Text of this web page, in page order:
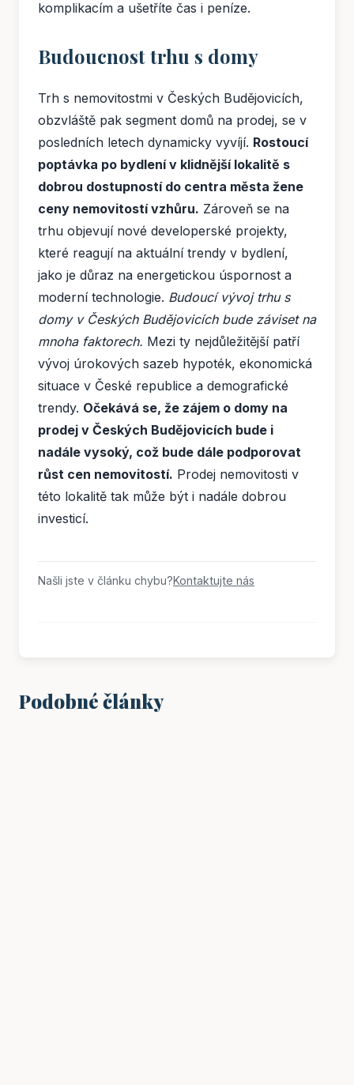
komplikacím a ušetříte čas i peníze.
Budoucnost trhu s domy
Trh s nemovitostmi v Českých Budějovicích,
obzvláště pak segment domů na prodej, se v
posledních letech dynamicky vyvíjí. Rostoucí
poptávka po bydlení v klidnější lokalitě s
dobrou dostupností do centra města žene
ceny nemovitostí vzhůru. Zároveň se na
trhu objevují nové developerské projekty,
které reagují na aktuální trendy v bydlení,
jako je důraz na energetickou úspornost a
moderní technologie. Budoucí vývoj trhu s
domy v Českých Budějovicích bude záviset na
mnoha faktorech. Mezi ty nejdůležitější patří
vývoj úrokových sazeb hypoték, ekonomická
situace v České republice a demografické
trendy. Očekává se, že zájem o domy na
prodej v Českých Budějovicích bude i
nadále vysoký, což bude dále podporovat
růst cen nemovitostí. Prodej nemovitosti v
této lokalitě tak může být i nadále dobrou
investicí.
Našli jste v článku chybu?Kontaktujte nás
Podobné články